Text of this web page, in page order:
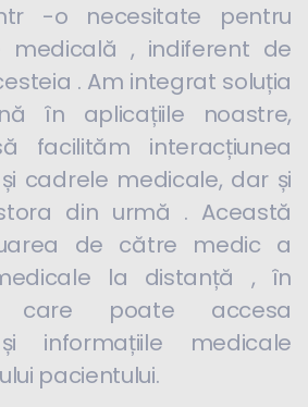
-o necesitate pentru
medicală , indiferent de
. Am integrat soluția
în aplicațiile noastre,
facilităm interacțiunea
cadrele medicale, dar și
din urmă . Această
de către medic a
la distanță , în
care poate accesa
informațiile medicale
pacientului.